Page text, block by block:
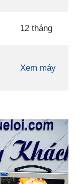
12 tháng
Xem máy